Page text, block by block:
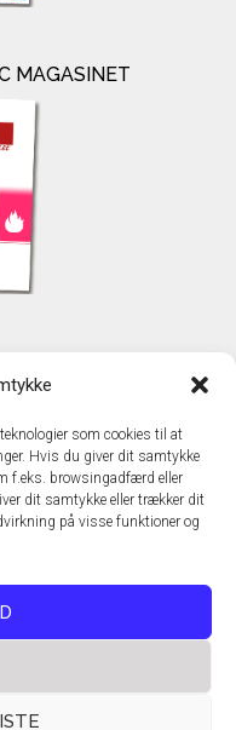
som cookies til at
Hvis du giver dit samtykke
f.eks. browsingadfærd eller
dit samtykke eller trækker dit
på visse funktioner og
MAGASINET
S
26 28